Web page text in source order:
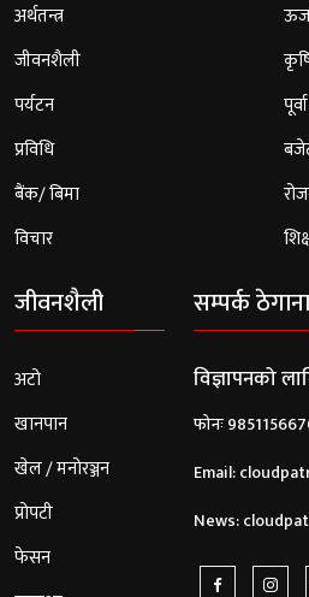
अर्थतन्त्र
जीवनशैली
पर्यटन
प्रविधि
बैंक/ बिमा
विचार
जीवनशैली
अटो
खानपान
खेल / मनोरञ्जन
प्रोपटी
फेसन
सम्पर्क ठेगाना
विज्ञापनको
फोनः
Email:
News: